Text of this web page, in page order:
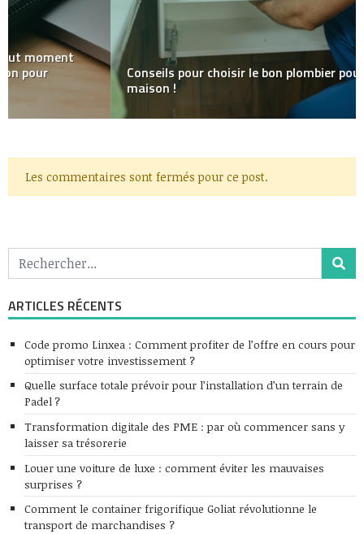
Conseils pour choisir le bon plombier pour votre
Les commentaires sont fermés pour ce post.
ARTICLES RÉCENTS
Code promo Linxea : Comment profiter de l’offre en cours pour
optimiser votre investissement ?
Quelle surface totale prévoir pour l’installation d’un terrain de
Padel ?
Transformation digitale des PME : par où commencer sans y
laisser sa trésorerie
Louer une voiture de luxe : comment éviter les mauvaises
surprises ?
Comment le container frigorifique Goliat révolutionne le
transport de marchandises ?